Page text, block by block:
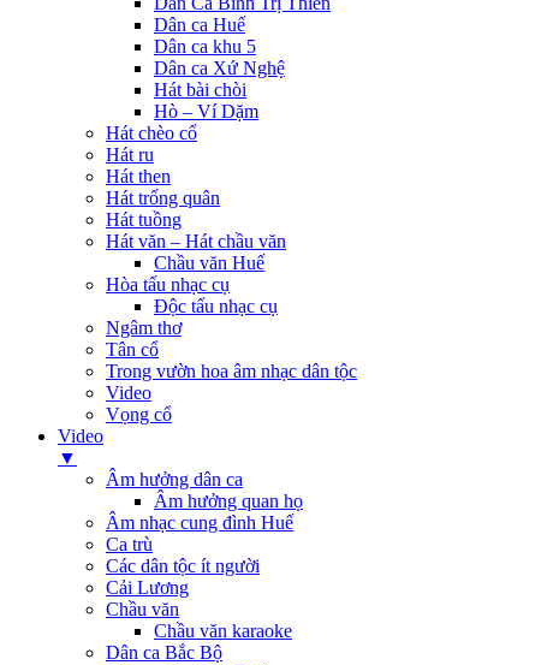
Dân ca Huế
Dân ca khu 5
Dân ca Xứ Nghệ
Hát bài chòi
Hò – Ví Dặm
Hát chèo cổ
Hát ru
Hát then
Hát trống quân
Hát tuồng
Hát văn – Hát chầu văn
Chầu văn Huế
Hòa tấu nhạc cụ
Độc tấu nhạc cụ
Ngâm thơ
Tân cổ
Trong vườn hoa âm nhạc dân tộc
Video
Vọng cổ
Video
▼
Âm hưởng dân ca
Âm hưởng quan họ
Âm nhạc cung đình Huế
Ca trù
Các dân tộc ít người
Cải Lương
Chầu văn
Chầu văn karaoke
Dân ca Bắc Bộ